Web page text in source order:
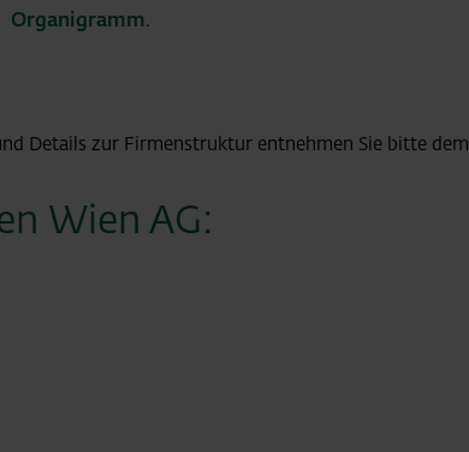
Organigramm.
Details zur Firmenstruktur entnehmen Sie bitte dem
Wien AG: